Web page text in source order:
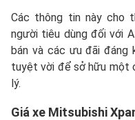
Các thông tin này cho
người tiêu dùng đối với
bán và các ưu đãi đáng
tuyệt vời để sở hữu một
lý.
Giá xe Mitsubishi